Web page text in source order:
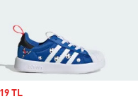
price
TL